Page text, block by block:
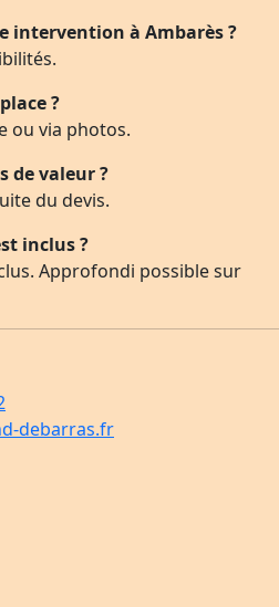
intervention à Ambarès ?
?
ou via photos.
de valeur ?
du devis.
inclus ?
Approfondi possible sur
debarras.fr